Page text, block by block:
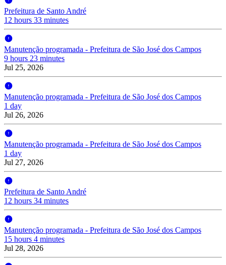
Prefeitura de Santo André
12 hours 33 minutes
Manutenção programada - Prefeitura de São José dos Campos
9 hours 23 minutes
Jul 25, 2026
Manutenção programada - Prefeitura de São José dos Campos
1 day
Jul 26, 2026
Manutenção programada - Prefeitura de São José dos Campos
1 day
Jul 27, 2026
Prefeitura de Santo André
12 hours 34 minutes
Manutenção programada - Prefeitura de São José dos Campos
15 hours 4 minutes
Jul 28, 2026